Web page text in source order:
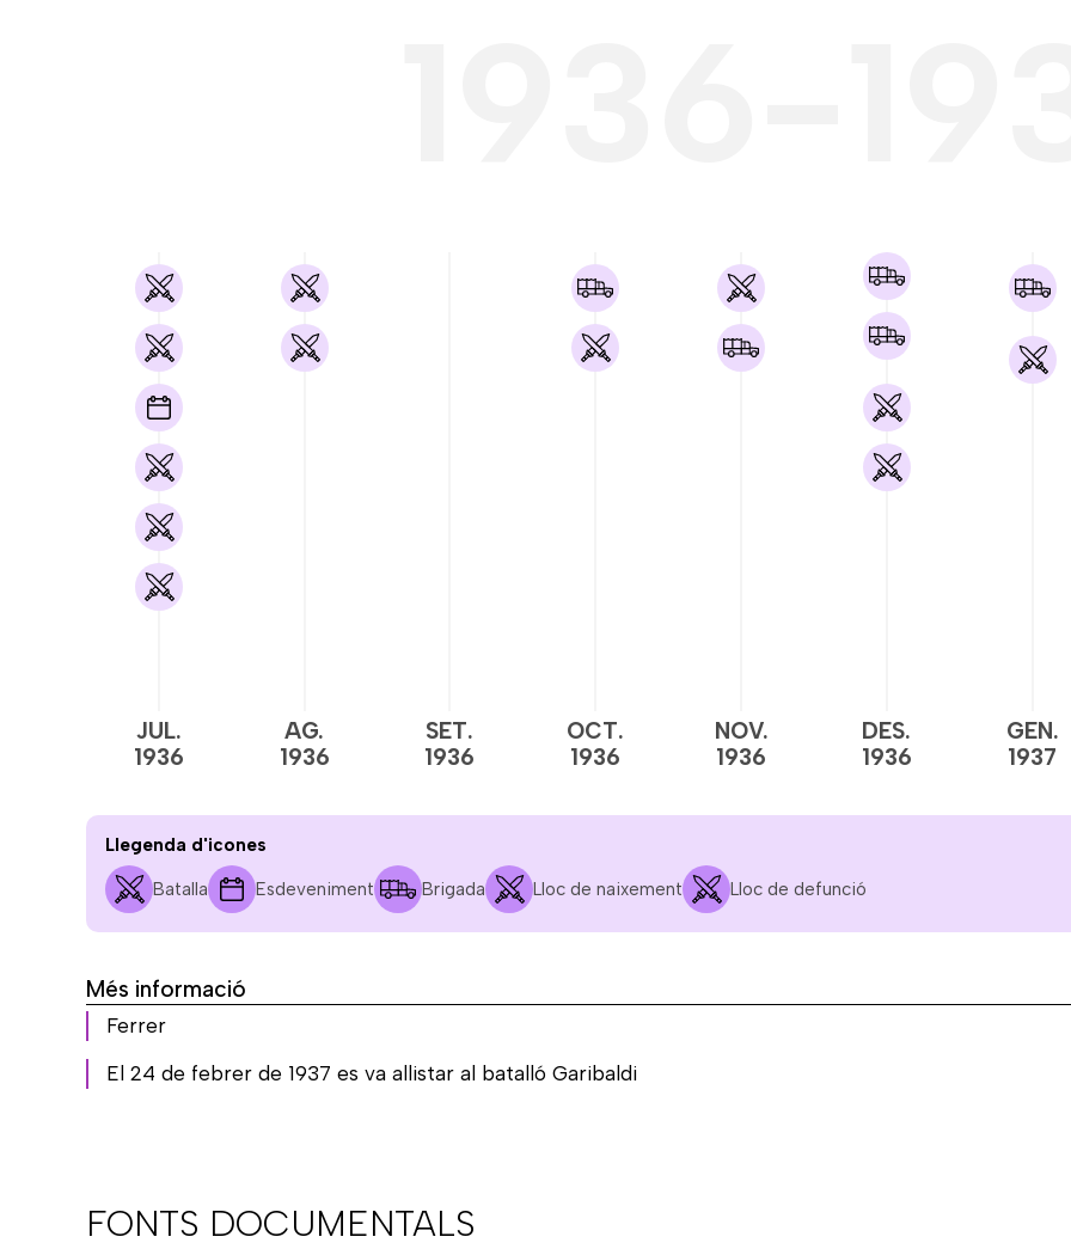
JUL.
1936
AG.
1936
SET.
1936
OCT.
1936
NOV.
1936
DES.
1936
GEN.
1937
Llegenda d'icones
Batalla Esdeveniment Brigada Lloc de naixement Lloc de defunció
Més informació
Ferrer
El 24 de febrer de 1937 es va allistar al batalló Garibaldi
FONTS DOCUMENTALS